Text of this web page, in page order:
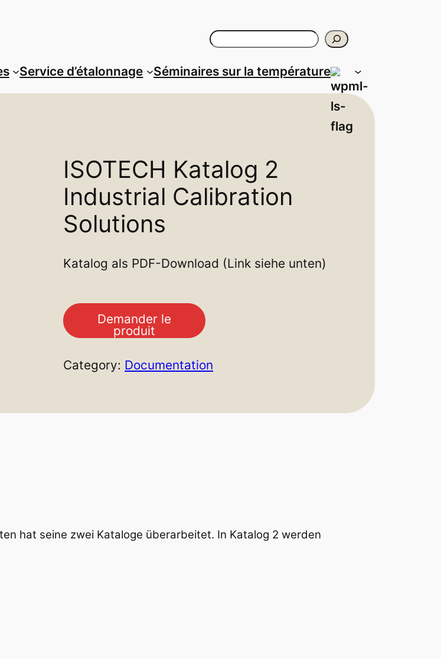
Rechercher
Service d’étalonnage Séminaires sur la température
ISOTECH Katalog 2
Industrial Calibration
Solutions
Katalog als PDF-Download (Link siehe unten)
Demander le
produit
Category: Documentation
hat seine zwei Kataloge überarbeitet. In Katalog 2 werden